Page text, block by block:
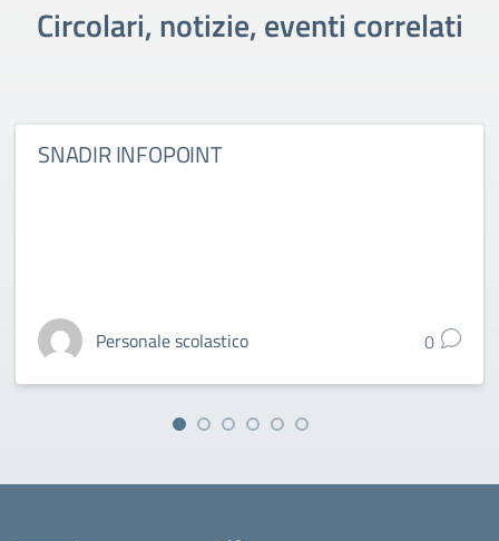
Circolari, notizie, eventi correlati
SNADIR INFOPOINT
Personale scolastico 0